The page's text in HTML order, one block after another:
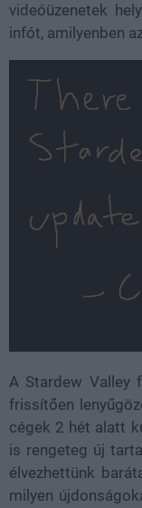
videóüzenetek
infót, amilyenben
A Stardew Valley
frissítően
cégek 2 hét alatt
is rengeteg új
élvezhettünk
milyen